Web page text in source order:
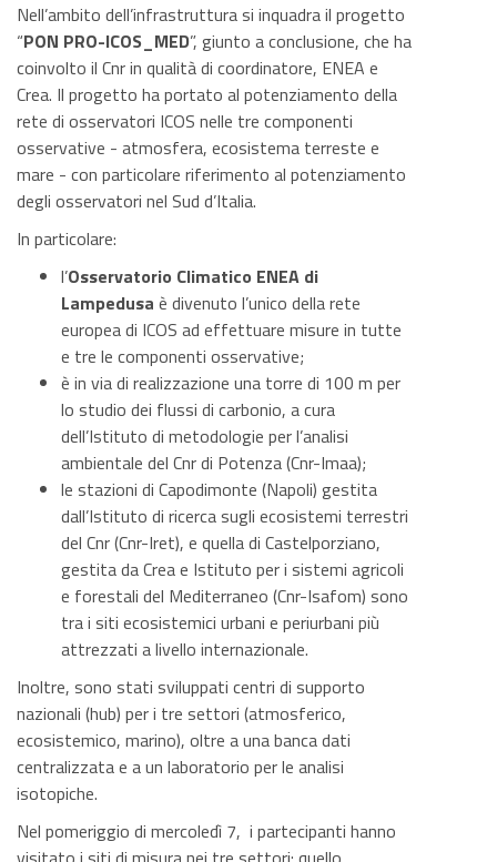
Nell’ambito dell’infrastruttura si inquadra il progetto
“PON PRO-ICOS_MED”, giunto a conclusione, che ha
coinvolto il Cnr in qualità di coordinatore, ENEA e
Crea. Il progetto ha portato al potenziamento della
rete di osservatori ICOS nelle tre componenti
osservative - atmosfera, ecosistema terreste e
mare - con particolare riferimento al potenziamento
degli osservatori nel Sud d’Italia.
In particolare:
l’Osservatorio Climatico ENEA di
Lampedusa è divenuto l’unico della rete
europea di ICOS ad effettuare misure in tutte
e tre le componenti osservative;
è in via di realizzazione una torre di 100 m per
lo studio dei flussi di carbonio, a cura
dell’Istituto di metodologie per l’analisi
ambientale del Cnr di Potenza (Cnr-Imaa);
le stazioni di Capodimonte (Napoli) gestita
dall’Istituto di ricerca sugli ecosistemi terrestri
del Cnr (Cnr-Iret), e quella di Castelporziano,
gestita da Crea e Istituto per i sistemi agricoli
e forestali del Mediterraneo (Cnr-Isafom) sono
tra i siti ecosistemici urbani e periurbani più
attrezzati a livello internazionale.
Inoltre, sono stati sviluppati centri di supporto
nazionali (hub) per i tre settori (atmosferico,
ecosistemico, marino), oltre a una banca dati
centralizzata e a un laboratorio per le analisi
isotopiche.
Nel pomeriggio di mercoledì 7, i partecipanti hanno